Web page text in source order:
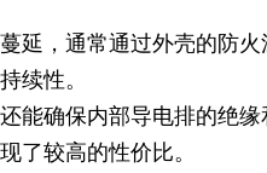
延，通常通过外壳的防
续性。
能确保内部导电排的绝
了较高的性价比。